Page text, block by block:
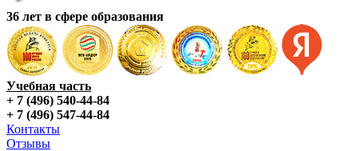
36 лет в сфере образования
Учебная часть
+ 7 (496) 540-44-84
+ 7 (496) 547-44-84
Контакты
Отзывы